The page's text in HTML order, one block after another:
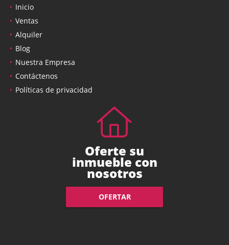
Inicio
Ventas
Alquiler
Blog
Nuestra Empresa
Contáctenos
Políticas de privacidad
Oferte su
inmueble con
nosotros
OFERTAR